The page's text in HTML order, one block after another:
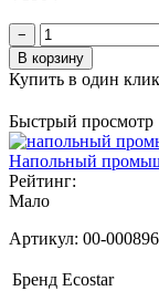
−
В корзину
Купить в один клик
Быстрый просмотр
Напольный
Рейтинг:
Мало
Артикул: 00-
Бренд Ecostar